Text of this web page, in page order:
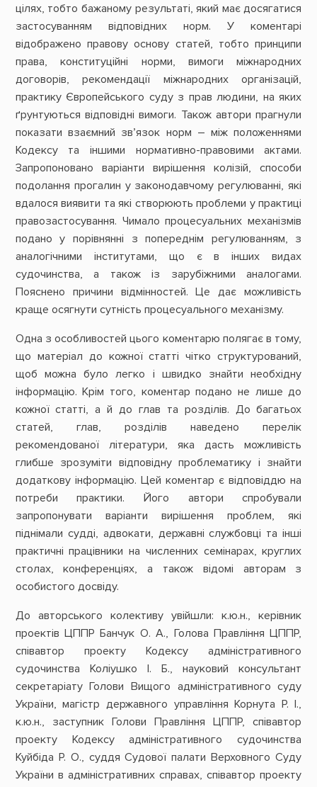
цілях, тобто бажаному результаті, який має досягатися
застосуванням відповідних норм. У коментарі
відображено правову основу статей, тобто принципи
права, конституційні норми, вимоги міжнародних
договорів, рекомендації міжнародних організацій,
практику Європейського суду з прав людини, на яких
ґрунтуються відповідні вимоги. Також автори прагнули
показати взаємний зв’язок норм – між положеннями
Кодексу та іншими нормативно-правовими актами.
Запропоновано варіанти вирішення колізій, способи
подолання прогалин у законодавчому регулюванні, які
вдалося виявити та які створюють проблеми у практиці
правозастосування. Чимало процесуальних механізмів
подано у порівнянні з попереднім регулюванням, з
аналогічними інститутами, що є в інших видах
судочинства, а також із зарубіжними аналогами.
Пояснено причини відмінностей. Це дає можливість
краще осягнути сутність процесуального механізму.
Одна з особливостей цього коментарю полягає в тому,
що матеріал до кожної статті чітко структурований,
щоб можна було легко і швидко знайти необхідну
інформацію. Крім того, коментар подано не лише до
кожної статті, а й до глав та розділів. До багатьох
статей, глав, розділів наведено перелік
рекомендованої літератури, яка дасть можливість
глибше зрозуміти відповідну проблематику і знайти
додаткову інформацію. Цей коментар є відповіддю на
потреби практики. Його автори спробували
запропонувати варіанти вирішення проблем, які
піднімали судді, адвокати, державні службовці та інші
практичні працівники на численних семінарах, круглих
столах, конференціях, а також відомі авторам з
особистого досвіду.
До авторського колективу увійшли: к.ю.н., керівник
проектів ЦППР Банчук О. А., Голова Правління ЦППР,
співавтор проекту Кодексу адміністративного
судочинства Коліушко І. Б., науковий консультант
секретаріату Голови Вищого адміністративного суду
України, магістр державного управління Корнута Р. І.,
к.ю.н., заступник Голови Правління ЦППР, співавтор
проекту Кодексу адміністративного судочинства
Куйбіда Р. О., суддя Судової палати Верховного Суду
України в адміністративних справах, співавтор проекту